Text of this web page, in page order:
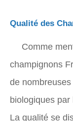
Qualité des
Comme
champignons
de
biologiques
La qualité se